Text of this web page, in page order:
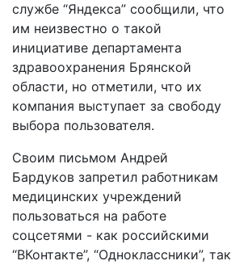
службе “Яндекса” сообщили, что
им неизвестно о такой
инициативе департамента
здравоохранения Брянской
области, но отметили, что их
компания выступает за свободу
выбора пользователя.
Своим письмом Андрей
Бардуков запретил работникам
медицинских учреждений
пользоваться на работе
соцсетями - как российскими
“ВКонтакте”, “Одноклассники”, так